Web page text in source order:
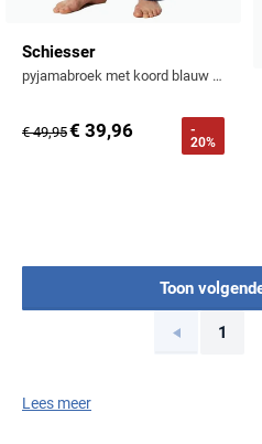
Schiesser
pyjamabroek met koord blauw gestreept normale fit
€ 49,95€ 39,96
-
20%
Toon
Vorige
1
Lees meer